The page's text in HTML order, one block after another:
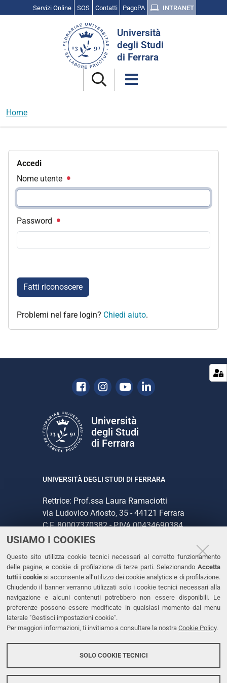
USIAMO I COOKIES
Questo sito utilizza cookie tecnici necessari al corretto funzionamento
delle pagine, e cookie di profilazione di terze parti. Selezionando Accetta
tutti i cookiesi acconsente all’utilizzo dei cookie analytics e di profilazione.
Chiudendo il banner verranno utilizzati solo i cookie tecnici necessari alla
navigazione e alcuni contenuti potrebbero non essere disponibili. Le
preferenze possono essere modificate in qualsiasi momento dal menu
laterale "Gestisci impostazioni cookie".
Per maggiori informazioni, ti invitiamo a consultare la nostra Cookie Policy.
SOLO COOKIE TECNICI
Servizi Online SOS Contatti PagoPA INTRANET
Università
degli Studi
di Ferrara
Home
Accedi
Nome utente
Password
Fatti riconoscere
Problemi nel fare login? Chiedi aiuto.
Facebook
Instagram
YoutubeLinkedin
Università
degli Studi
di Ferrara
UNIVERSITÀ DEGLI STUDI DI FERRARA
Rettrice: Prof.ssa Laura Ramaciotti
via Ludovico Ariosto, 35 - 44121 Ferrara
C.F. 80007370382 - P.IVA 00434690384
CONTATTI
Tel. +39 0532 293111
Fax. +39 0532 293031
PEC
LINKS
Accessibilità
Protezione dati personali